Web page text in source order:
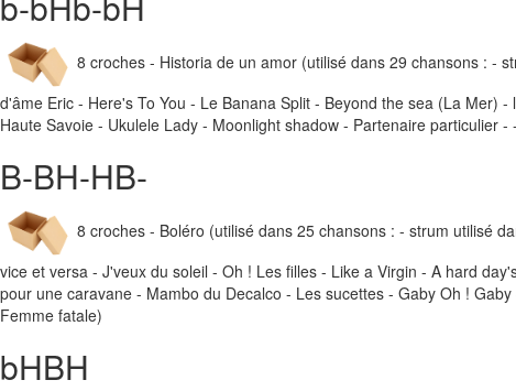
8 croches - Historia de un amor (utilisé dans 29 chansons : -
d'âme Eric - Here's To You - Le Banana Split - Beyond the sea (La
Haute Savoie - Ukulele Lady - Moonlight shadow - Partenaire particulier
B-BH-HB-
8 croches - Boléro (utilisé dans 25 chansons : - strum utilisé
vice et versa - J'veux du soleil - Oh ! Les filles - Like a Virgin - A hard
pour une caravane - Mambo du Decalco - Les sucettes - Gaby Oh !
Femme fatale)
bHBH